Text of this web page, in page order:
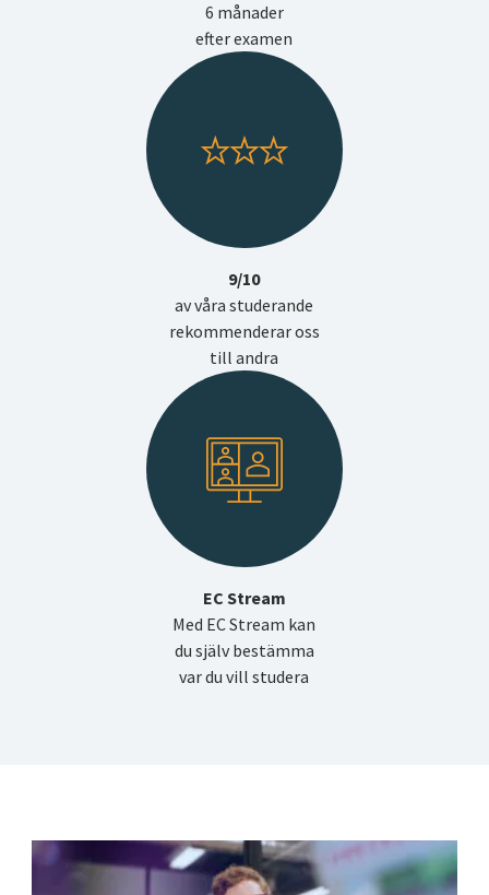
6 månader
efter examen
9/10
av våra studerande
rekommenderar oss
till andra
EC Stream
Med EC Stream kan
du själv bestämma
var du vill studera